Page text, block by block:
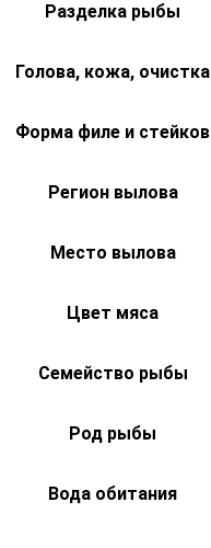
Разделка рыбы
Голова, кожа, очистка
Форма филе и стейков
Регион вылова
Место вылова
Цвет мяса
Семейство рыбы
Род рыбы
Вода обитания